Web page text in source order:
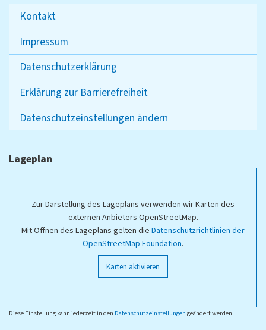
Kontakt
Impressum
Datenschutzerklärung
Erklärung zur Barrierefreiheit
Datenschutzeinstellungen ändern
Lageplan
Zur Darstellung des Lageplans verwenden wir Karten des
externen Anbieters OpenStreetMap.
Mit Öffnen des Lageplans gelten die Datenschutzrichtlinien der
OpenStreetMap Foundation.
Karten aktivieren
Diese Einstellung kann jederzeit in den Datenschutzeinstellungen geändert werden.